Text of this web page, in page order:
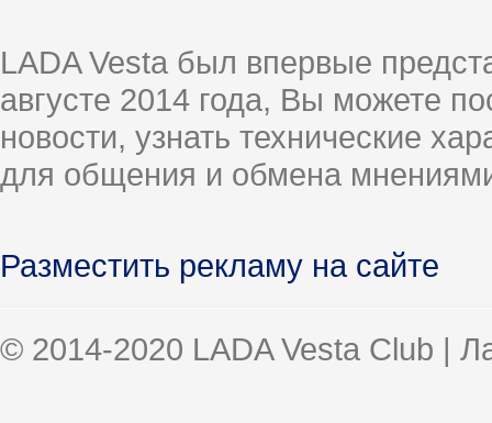
LADA Vesta был впервые
августе 2014 года, Вы можете
новости, узнать технические
для общения и обмена
Разместить рекламу на сайте
© 2014-2020 LADA Vesta Club |